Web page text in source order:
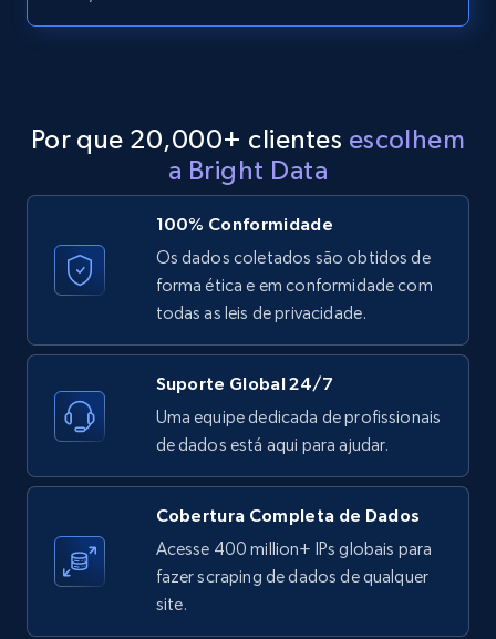
URL
11.3K+ 1.5K+ Comece grátis
LinkedIn posts - Discover new posts
company URL
URL, ID, User id, Use url, Title, Headline, Post
text, Date posted, and more.
11.3K+
X (formerly Twitter) - Posts
ID, User posted, Name, Description, Date
posted, Photos, URL, Quoted post, and more.
Por que 20,000+ clientes escolhem
a Bright Data
100% Conformidade
Os dados coletados são obtidos de
forma ética e em conformidade com
todas as leis de privacidade.
Suporte Global 24/7
Uma equipe dedicada de profissionais
de dados está aqui para ajudar.
Cobertura Completa de Dados
Acesse 400 million+ IPs globais para
fazer scraping de dados de qualquer
site.